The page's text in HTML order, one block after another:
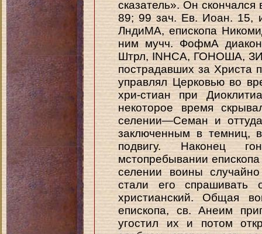
сказатель». Он
89; 99 зач. Ев. Иоан. 15,
ЛндиМА, епископа
ним мучч. ФофмА
Штрл, INHCA, ГОНОША,
пострадавших за Христа
управлял Церковью во
хри-стиан при
некоторое время
селении—Семан и
заключенным в темниц,
подвигу. Наконец
мстопребывании
селении воины
стали его спрашивать
христианский. Общая
епископа, св. Анеим
угостил их и потом